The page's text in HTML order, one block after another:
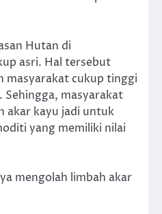
Hutan di
asri. Hal tersebut
masyarakat cukup tinggi
Sehingga, masyarakat
akar kayu jadi untuk
yang memiliki nilai
mengolah limbah akar